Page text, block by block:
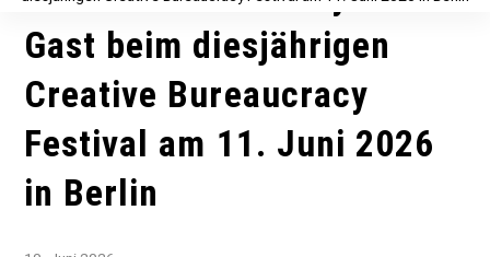
Gast beim diesjährigen
Creative Bureaucracy
Festival am 11. Juni 2026
in Berlin